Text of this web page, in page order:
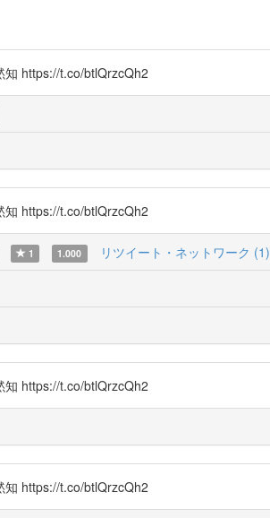
知 https://t.co/btlQrzcQh2
知 https://t.co/btlQrzcQh2
1 1.000 リツイート・ネットワーク (1)
知 https://t.co/btlQrzcQh2
知 https://t.co/btlQrzcQh2